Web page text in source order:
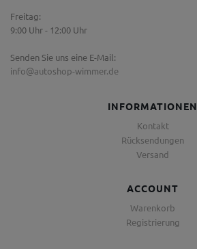
Freitag:
9:00 Uhr - 12:00 Uhr
Senden Sie uns eine E-Mail:
info@autoshop-wimmer.de
INFORMATIONEN
Kontakt
Rücksendungen
Versand
ACCOUNT
Warenkorb
Registrierung